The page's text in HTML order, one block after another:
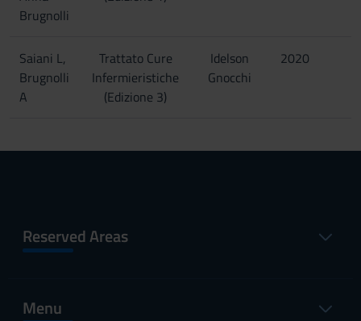
Brugnolli
Saiani L,
Brugnolli
A
Trattato Cure
Infermieristiche
(Edizione 3)
Idelson
Gnocchi
2020
Reserved Areas
Menu